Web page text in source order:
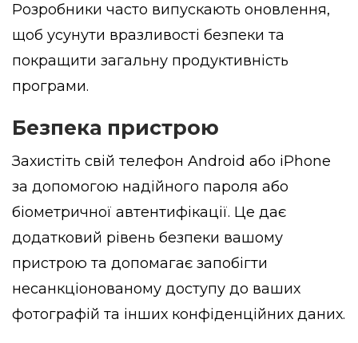
Розробники часто випускають оновлення,
щоб усунути вразливості безпеки та
покращити загальну продуктивність
програми.
Безпека пристрою
Захистіть свій телефон Android або iPhone
за допомогою надійного пароля або
біометричної автентифікації. Це дає
додатковий рівень безпеки вашому
пристрою та допомагає запобігти
несанкціонованому доступу до ваших
фотографій та інших конфіденційних даних.